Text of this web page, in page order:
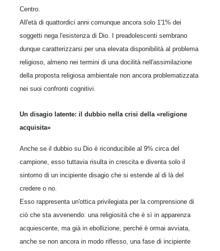
Centro.
All'età di quattordici anni comunque ancora solo 1'1% dei
soggetti nega l'esistenza di Dio. I preadolescenti sembrano
dunque caratterizzarsi per una elevata disponibilità al problema
religioso, almeno nei termini di una docilità nell'assimilazione
della proposta religiosa ambientale non ancora problematizzata
nei suoi confronti cognitivi.
Un disagio latente: il dubbio nella crisi della «religione
acquisita»
Anche se il dubbio su Dio è riconducibile al 9% circa del
campione, esso tuttavia risulta in crescita e diventa solo il
sintomo di un incipiente disagio che si estende al di là del
credere o no.
Esso rappresenta un'ottica privilegiata per la comprensione di
ciò che sta avvenendo: una religiosità che è sì in apparenza
acquiescente, ma già in ebollizione, perché è ormai avviata,
anche se non ancora in modo riflesso, una fase di incipiente